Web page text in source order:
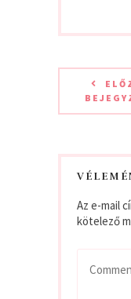
Az e-mail
kötelező